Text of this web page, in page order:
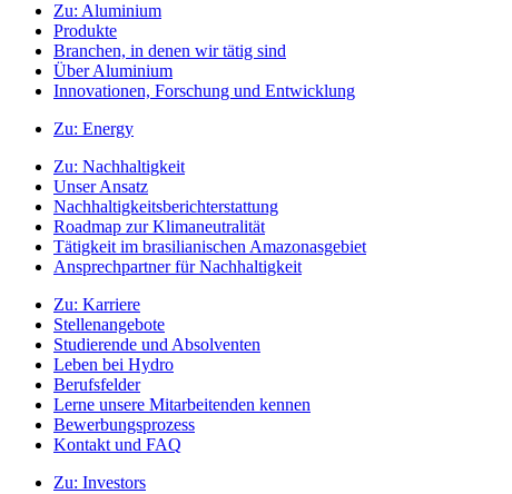
Zu: Aluminium
Produkte
Branchen, in denen wir tätig sind
Über Aluminium
Innovationen, Forschung und Entwicklung
Zu: Energy
Zu: Nachhaltigkeit
Unser Ansatz
Nachhaltigkeitsberichterstattung
Roadmap zur Klimaneutralität
Tätigkeit im brasilianischen Amazonasgebiet
Ansprechpartner für Nachhaltigkeit
Zu: Karriere
Stellenangebote
Studierende und Absolventen
Leben bei Hydro
Berufsfelder
Lerne unsere Mitarbeitenden kennen
Bewerbungsprozess
Kontakt und FAQ
Zu: Investors